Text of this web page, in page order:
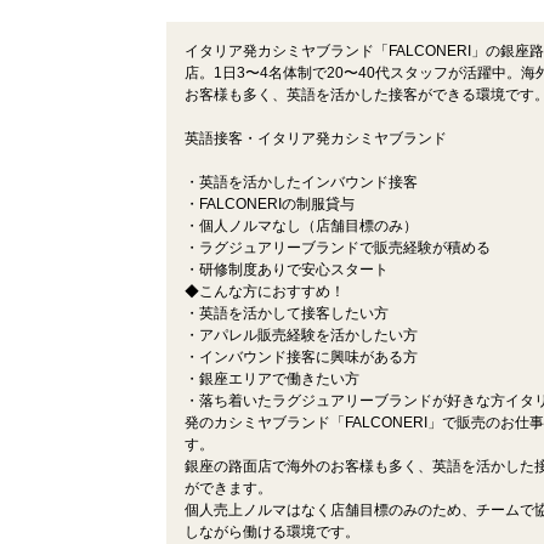
イタリア発カシミヤブランド「FALCONERI」の銀座
店。1日3〜4名体制で20〜40代スタッフが活躍中。海
お客様も多く、英語を活かした接客ができる環境です
英語接客・イタリア発カシミヤブランド
・英語を活かしたインバウンド接客
・FALCONERIの制服貸与
・個人ノルマなし（店舗目標のみ）
・ラグジュアリーブランドで販売経験が積める
・研修制度ありで安心スタート
◆こんな方におすすめ！
・英語を活かして接客したい方
・アパレル販売経験を活かしたい方
・インバウンド接客に興味がある方
・銀座エリアで働きたい方
・落ち着いたラグジュアリーブランドが好きな方イタ
発のカシミヤブランド「FALCONERI」で販売のお仕
す。
銀座の路面店で海外のお客様も多く、英語を活かした
ができます。
個人売上ノルマはなく店舗目標のみのため、チームで
しながら働ける環境です。